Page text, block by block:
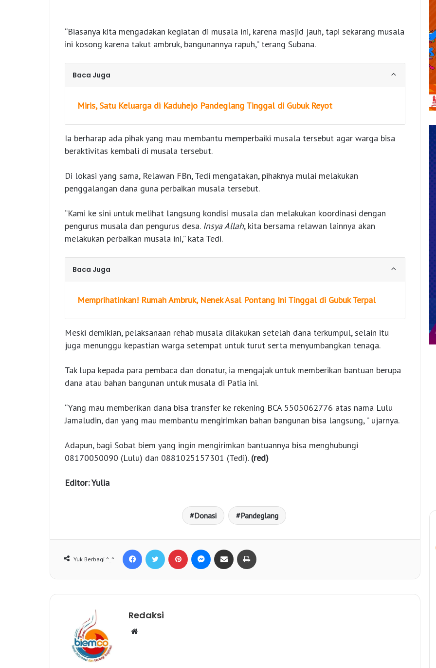
“Biasanya kita mengadakan kegiatan di musala ini, karena masjid jauh, tapi sekarang musala
ini kosong karena takut ambruk, bangunannya rapuh,” terang Subana.
Baca Juga
Miris, Satu Keluarga di Kaduhejo Pandeglang Tinggal di Gubuk Reyot
Ia berharap ada pihak yang mau membantu memperbaiki musala tersebut agar warga bisa
beraktivitas kembali di musala tersebut.
Di lokasi yang sama, Relawan FBn, Tedi mengatakan, pihaknya mulai melakukan
penggalangan dana guna perbaikan musala tersebut.
“Kami ke sini untuk melihat langsung kondisi musala dan melakukan koordinasi dengan
pengurus musala dan pengurus desa. Insya Allah, kita bersama relawan lainnya akan
melakukan perbaikan musala ini,” kata Tedi.
Baca Juga
Memprihatinkan! Rumah Ambruk, Nenek Asal Pontang Ini Tinggal di Gubuk Terpal
Meski demikian, pelaksanaan rehab musala dilakukan setelah dana terkumpul, selain itu
juga menunggu kepastian warga setempat untuk turut serta menyumbangkan tenaga.
Tak lupa kepada para pembaca dan donatur, ia mengajak untuk memberikan bantuan berupa
dana atau bahan bangunan untuk musala di Patia ini.
“Yang mau memberikan dana bisa transfer ke rekening BCA 5505062776 atas nama Lulu
Jamaludin, dan yang mau membantu mengirimkan bahan bangunan bisa langsung, ” ujarnya.
Adapun, bagi Sobat biem yang ingin mengirimkan bantuannya bisa menghubungi
08170050090 (Lulu) dan 0881025157301 (Tedi). (red)
Editor: Yulia
Donasi Pandeglang
Yuk Berbagi ^_^
Redaksi